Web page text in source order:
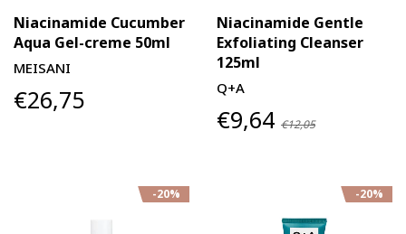
Niacinamide Cucumber
Aqua Gel-creme 50ml
MEISANI
€26,75
Niacinamide Gentle
Exfoliating Cleanser
125ml
Q+A
€9,64 €12,05
-20% -20%